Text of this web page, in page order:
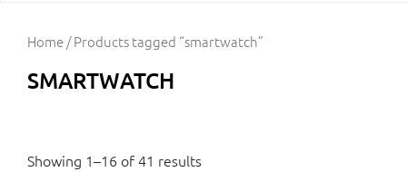
Home/ Products tagged “smartwatch”
SMARTWATCH
Showing 1–16 of 41 results